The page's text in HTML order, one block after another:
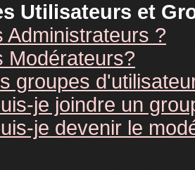
Utilisateurs et
Administrateurs ?
Modérateurs?
groupes
je joindre un
je devenir le